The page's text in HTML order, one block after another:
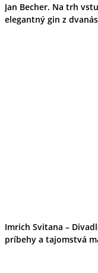
Jan Becher. Na trh
elegantný gin z
Imrich Svitana –
príbehy a tajomstvá